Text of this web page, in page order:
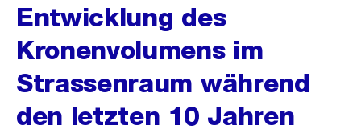
Entwicklung des
Kronenvolumens im
Strassenraum während
den letzten 10 Jahren